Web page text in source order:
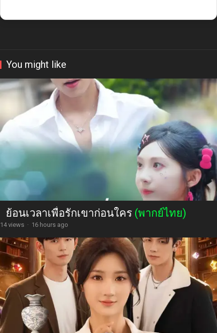
You might like
ย้อนเวลาเพื่อรักเขาก่อนใคร (พากย์ไทย)
14 views · 16 hours ago